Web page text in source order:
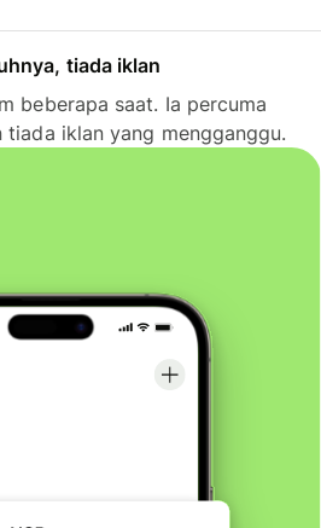
tiada iklan
beberapa saat. Ia percuma
tiada iklan yang mengganggu.